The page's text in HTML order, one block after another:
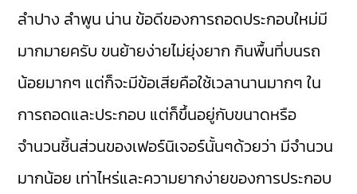
ลำปาง ลำพูน น่าน ข้อดีของการถอดประกอบใหม่มี
มากมายครับ ขนย้ายง่ายไม่ยุ่งยาก กินพื้นที่บนรถ
น้อยมากๆ แต่ก็จะมีข้อเสียคือใช้เวลานานมากๆ ใน
การถอดและประกอบ แต่ก็ขึ้นอยู่กับขนาดหรือ
จำนวนชิ้นส่วนของเฟอร์นิเจอร์นั้นๆด้วยว่า มีจำนวน
มากน้อย เท่าไหร่และความยากง่ายของการประกอบ